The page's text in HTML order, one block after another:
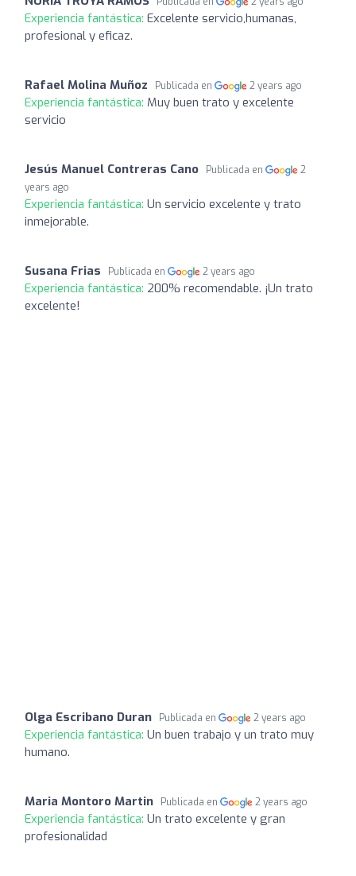
Experiencia fantástica: Excelente servicio,humanas,
profesional y eficaz.
Rafael Molina Muñoz Publicada en 2 years ago
Experiencia fantástica: Muy buen trato y excelente
servicio
Jesús Manuel Contreras Cano Publicada en
2
years ago
Experiencia fantástica: Un servicio excelente y trato
inmejorable.
Susana Frias Publicada en 2 years ago
Experiencia fantástica: 200% recomendable. ¡Un trato
excelente!
Olga Escribano Duran Publicada en 2 years ago
Experiencia fantástica: Un buen trabajo y un trato muy
humano.
Maria Montoro Martin Publicada en 2 years ago
Experiencia fantástica: Un trato excelente y gran
profesionalidad